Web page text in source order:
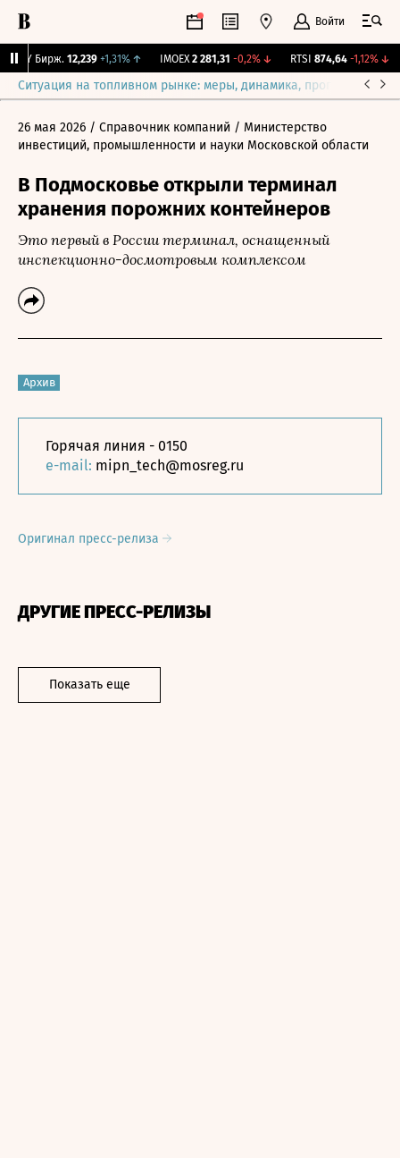
Войти
CNY Бирж. 12,239 +1,31% ↑ IMOEX 2 281,31 -0,2%↓ RTSI 874,64 -1,12%↓
Ситуация на топливном рынке: меры, динамика, прогнозы
26 мая 2026 / Справочник компаний / Министерство
инвестиций, промышленности и науки Московской области
В Подмосковье открыли терминал
хранения порожних контейнеров
Это первый в России терминал, оснащенный
инспекционно-досмотровым комплексом
Архив
Горячая линия - 0150
e-mail: mipn_tech@mosreg.ru
Оригинал пресс-релиза
ДРУГИЕ ПРЕСС-РЕЛИЗЫ
Показать еще